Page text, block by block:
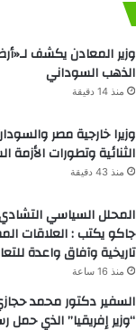
وزير المعادن يكشف
الذهب السوداني
منذ 14 دقيقة
وزيرا خارجية مصر
الثنائية وتطورات الأزمة
منذ 43 دقيقة
المحلل السياسي
جاكو يكتب : العلاقات
تاريخية وآفاق واعدة
منذ 16 ساعة
السفير دكتور محمد
“وزير إفريقيا” الذي حمل